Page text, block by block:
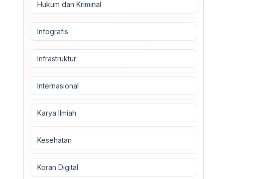
Hukum dan Kriminal
Infografis
Infrastruktur
Internasional
Karya Ilmiah
Kesehatan
Koran Digital